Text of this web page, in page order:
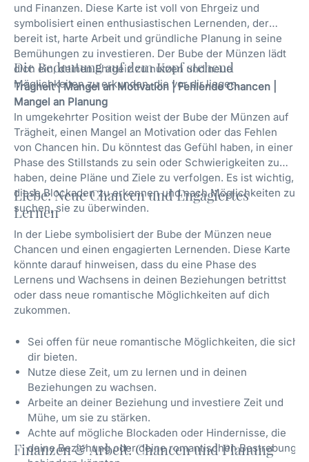
und Finanzen. Diese Karte ist voll von Ehrgeiz und
symbolisiert einen enthusiastischen Lernenden, der
bereit ist, harte Arbeit und gründliche Planung in seine
Bemühungen zu investieren. Der Bube der Münzen lädt
dich ein, deinen Ehrgeiz zu nutzen und neue
Möglichkeiten zu erkunden, die vor dir liegen.
Die Bedeutung auf dem Kopf stehend
Trägheit | Mangel an Motivation | Fehlende Chancen |
Mangel an Planung
In umgekehrter Position weist der Bube der Münzen auf
Trägheit, einen Mangel an Motivation oder das Fehlen
von Chancen hin. Du könntest das Gefühl haben, in einer
Phase des Stillstands zu sein oder Schwierigkeiten zu
haben, deine Pläne und Ziele zu verfolgen. Es ist wichtig,
diese Blockaden zu erkennen und nach Möglichkeiten zu
suchen, sie zu überwinden.
Liebe: Neue Chancen und Engagiertes
Lernen
In der Liebe symbolisiert der Bube der Münzen neue
Chancen und einen engagierten Lernenden. Diese Karte
könnte darauf hinweisen, dass du eine Phase des
Lernens und Wachsens in deinen Beziehungen betrittst
oder dass neue romantische Möglichkeiten auf dich
zukommen.
Sei offen für neue romantische Möglichkeiten, die sich
dir bieten.
Nutze diese Zeit, um zu lernen und in deinen
Beziehungen zu wachsen.
Arbeite an deiner Beziehung und investiere Zeit und
Mühe, um sie zu stärken.
Achte auf mögliche Blockaden oder Hindernisse, die
deine Beziehung oder deine romantischen Bestrebungen
Finanzen & Arbeit: Chancen und Planung